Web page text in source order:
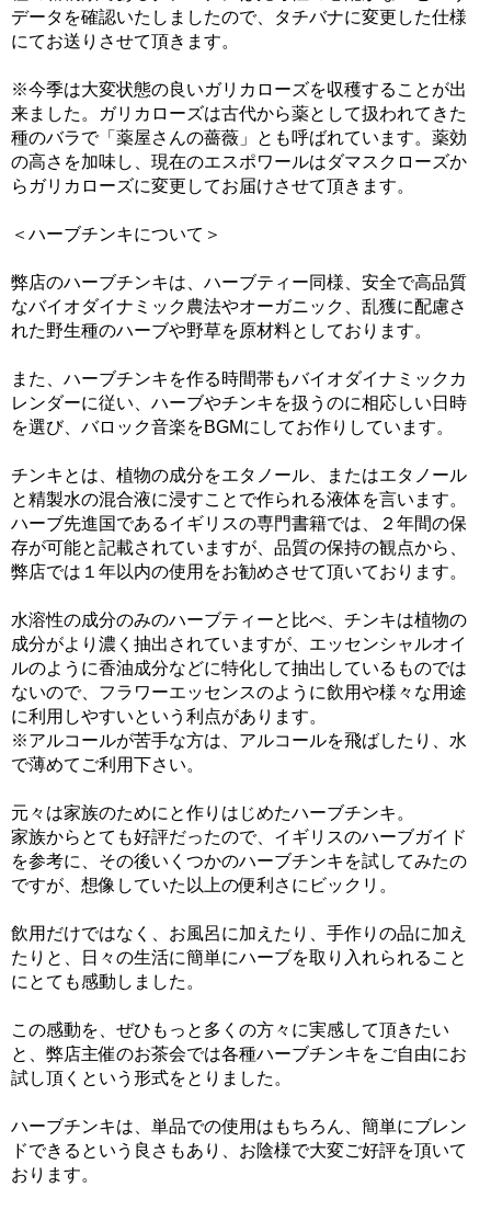
データを確認いたしましたので、タチバナに変更した仕様
にてお送りさせて頂きます。
※今季は大変状態の良いガリカローズを収穫することが出
来ました。ガリカローズは古代から薬として扱われてきた
種のバラで「薬屋さんの薔薇」とも呼ばれています。薬効
の高さを加味し、現在のエスポワールはダマスクローズか
らガリカローズに変更してお届けさせて頂きます。
＜ハーブチンキについて＞
弊店のハーブチンキは、ハーブティー同様、安全で高品質
なバイオダイナミック農法やオーガニック、乱獲に配慮さ
れた野生種のハーブや野草を原材料としております。
また、ハーブチンキを作る時間帯もバイオダイナミックカ
レンダーに従い、ハーブやチンキを扱うのに相応しい日時
を選び、バロック音楽をBGMにしてお作りしています。
チンキとは、植物の成分をエタノール、またはエタノール
と精製水の混合液に浸すことで作られる液体を言います。
ハーブ先進国であるイギリスの専門書籍では、２年間の保
存が可能と記載されていますが、品質の保持の観点から、
弊店では１年以内の使用をお勧めさせて頂いております。
水溶性の成分のみのハーブティーと比べ、チンキは植物の
成分がより濃く抽出されていますが、エッセンシャルオイ
ルのように香油成分などに特化して抽出しているものでは
ないので、フラワーエッセンスのように飲用や様々な用途
に利用しやすいという利点があります。
※アルコールが苦手な方は、アルコールを飛ばしたり、水
で薄めてご利用下さい。
元々は家族のためにと作りはじめたハーブチンキ。
家族からとても好評だったので、イギリスのハーブガイド
を参考に、その後いくつかのハーブチンキを試してみたの
ですが、想像していた以上の便利さにビックリ。
飲用だけではなく、お風呂に加えたり、手作りの品に加え
たりと、日々の生活に簡単にハーブを取り入れられること
にとても感動しました。
この感動を、ぜひもっと多くの方々に実感して頂きたい
と、弊店主催のお茶会では各種ハーブチンキをご自由にお
試し頂くという形式をとりました。
ハーブチンキは、単品での使用はもちろん、簡単にブレン
ドできるという良さもあり、お陰様で大変ご好評を頂いて
おります。